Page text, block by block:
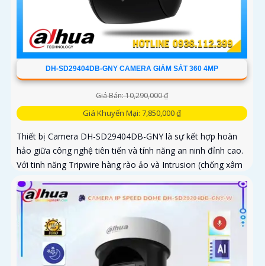
DH-SD29404DB-GNY CAMERA GIÁM SÁT 360 4MP
Giá Bán: 10,290,000 ₫
Giá Khuyến Mại: 7,850,000 ₫
Thiết bị Camera DH-SD29404DB-GNY là sự kết hợp hoàn
hảo giữa công nghệ tiên tiến và tính năng an ninh đỉnh cao.
Với tinh năng Tripwire hàng rào ảo và Intrusion (chống xâm
nhập)...